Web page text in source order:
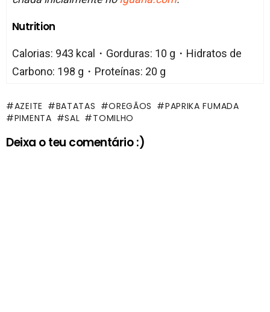
Nutrition
Calorias: 943 kcal・Gorduras: 10 g・Hidratos de
Carbono: 198 g・Proteínas: 20 g
AZEITE BATATAS OREGÃOS
PAPRIKA FUMADA
PIMENTA
SAL TOMILHO
Deixa o teu comentário :)